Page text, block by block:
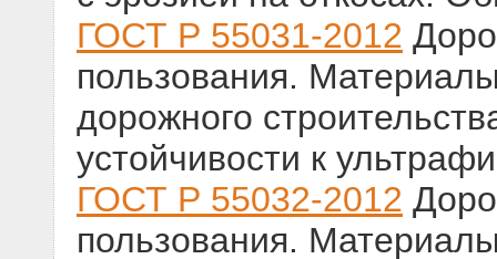
ГОСТ Р 55031-2012
пользования.
дорожного
устойчивости к
ГОСТ Р 55032-2012
пользования.